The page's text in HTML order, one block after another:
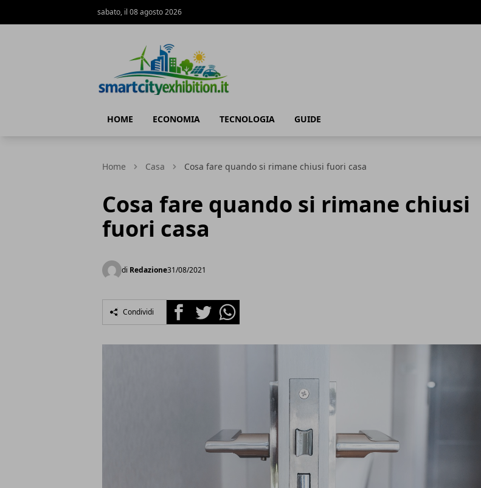
sabato, il 08 agosto 2026
HOME ECONOMIA TECNOLOGIA GUIDE
Home Casa Cosa fare quando si rimane chiusi fuori casa
Cosa fare quando si rimane chiusi
fuori casa
di Redazione31/08/2021
Condividi FacebookTwitterWhatsapp